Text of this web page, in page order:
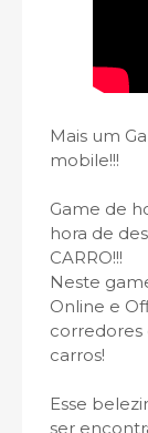
Mais um
mobile!!!
Game de
hora de
CARRO!!!
Neste
Online e
corredores
carros!
Esse
ser